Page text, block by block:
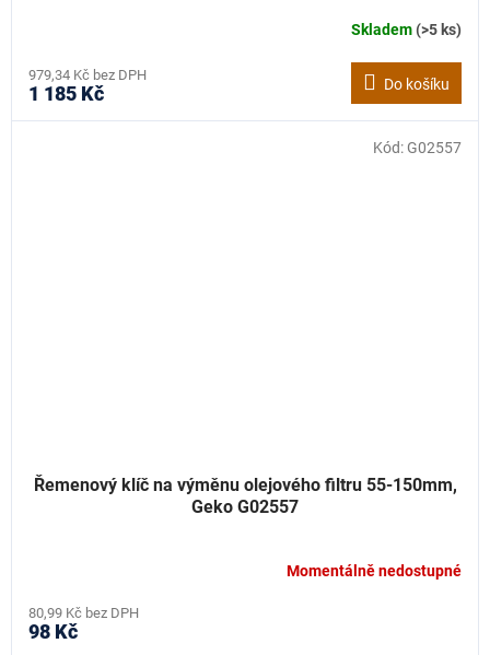
Skladem(>5 ks)
979,34 Kč bez DPH
1 185 Kč Do košíku
Řemenový klíč na výměnu olejového filtru 55-150mm,
Geko G02557
Momentálně nedostupné
80,99 Kč bez DPH
98 Kč
Kód: G02557